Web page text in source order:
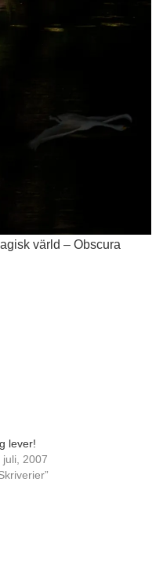
värld – Obscura
lever!
juli, 2007